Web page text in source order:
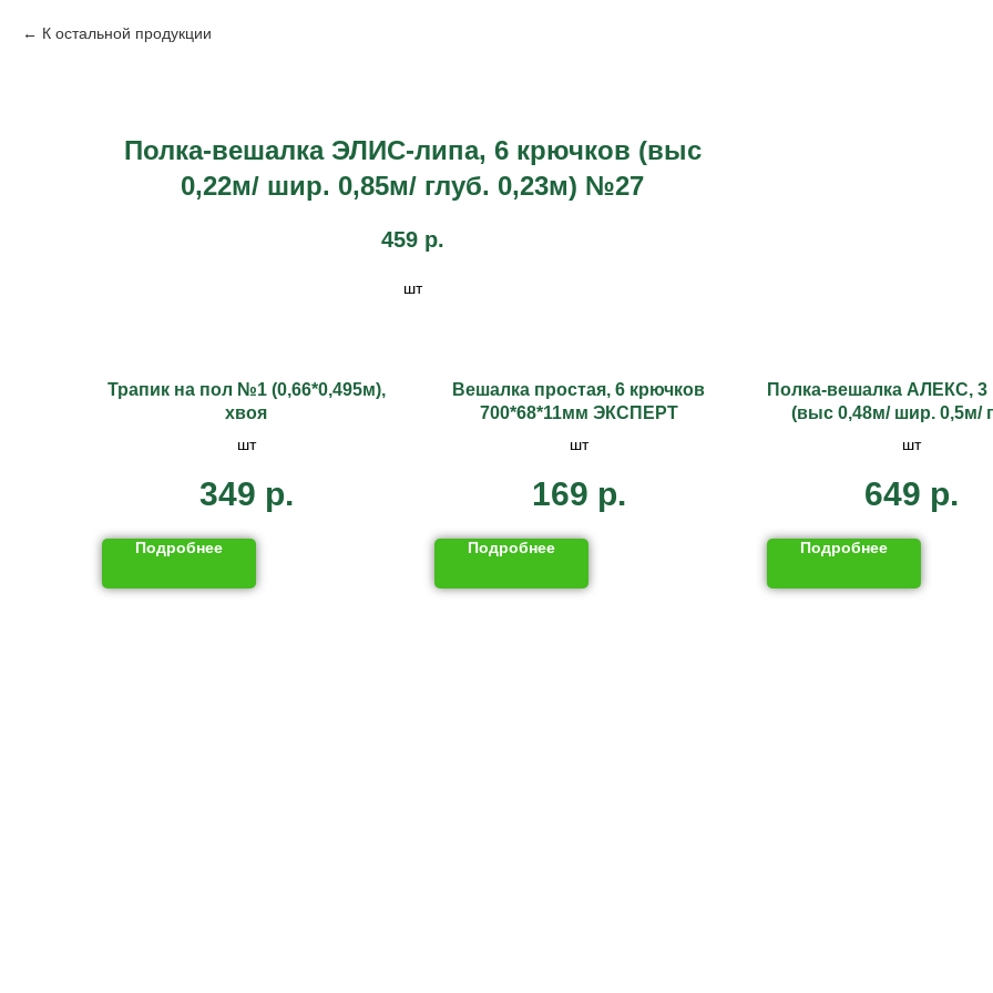
К остальной продукции
Полка-вешалка ЭЛИС-липа, 6 крючков (выс
0,22м/ шир. 0,85м/ глуб. 0,23м) №27
459 р.
шт
Трапик на пол №1 (0,66*0,495м),
хвоя
шт
349 р.
Подробнее
Вешалка простая, 6 крючков
700*68*11мм ЭКСПЕРТ
шт
169 р.
Подробнее
Полка-вешалка АЛЕКС, 3
(выс 0,48м/ шир. 0,5м/
шт
649 р.
Подробнее